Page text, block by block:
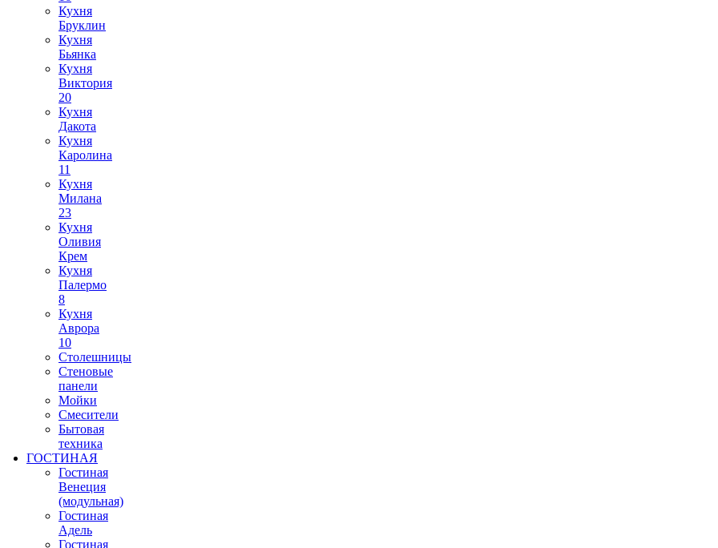
Кухня
Бруклин
Кухня
Бьянка
Кухня
Виктория
20
Кухня
Дакота
Кухня
Каролина
11
Кухня
Милана
23
Кухня
Оливия
Крем
Кухня
Палермо
8
Кухня
Аврора
10
Столешницы
Стеновые
панели
Мойки
Смесители
Бытовая
техника
ГОСТИНАЯ
Гостиная
Венеция
(модульная)
Гостиная
Адель
Гостиная